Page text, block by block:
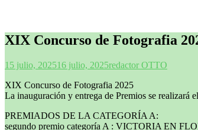
XIX Concurso de Fotografia
15 julio, 202516 julio, 2025redactor OTTO
XIX Concurso de Fotografia 2025
La inauguración y entrega de Premios se realizará
PREMIADOS DE LA CATEGORÍA A:
segundo premio categoría A : VICTORIA EN